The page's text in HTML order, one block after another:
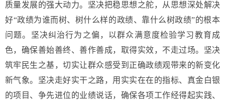
质量发展的强大动力。坚决把稳思想之舵，从思想深处解决
好“政绩为谁而树、树什么样的政绩、靠什么树政绩”的根本
问题。坚决纠治行为之偏，以群众满意度检验学习教育成
色，确保善始善终、善作善成，取得实效，不走过场。坚决
筑牢民生之基，切实让群众感受到正确政绩观带来的新变化
新气象。坚决走好实干之路，用实实在在的指标、真金白银
的项目、争先进位的业绩说话，确保各项工作经得起实践、